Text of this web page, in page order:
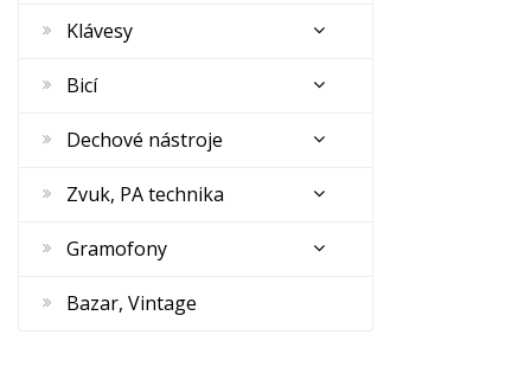
Klávesy
Bicí
Dechové nástroje
Zvuk, PA technika
Gramofony
Bazar, Vintage